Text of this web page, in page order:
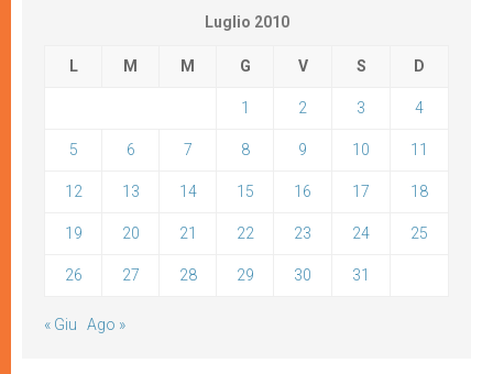
Luglio 2010
L M M G V S D
1 2 3 4
5 6 7 8 9 10 11
12 13 14 15 16 17 18
19 20 21 22 23 24 25
26 27 28 29 30 31
« Giu Ago »